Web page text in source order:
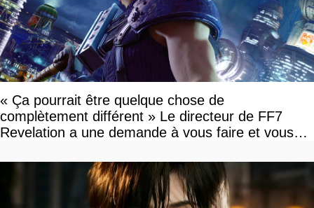
« Ça pourrait être quelque chose de
complètement différent » Le directeur de FF7
Revelation a une demande à vous faire et vous